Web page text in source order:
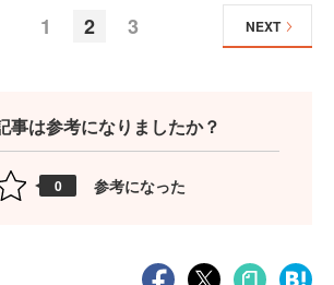
1 2 3 NEXT
事は参考になりましたか？
0 参考になった